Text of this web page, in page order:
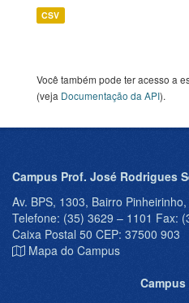
CSV
Você também pode ter acesso a
(veja Documentação da API).
Campus Prof. José Rodrigues
Av. BPS, 1303, Bairro
Telefone: (35) 3629 – 1101 Fax:
Caixa Postal 50 CEP: 37500 903
Mapa do Campus